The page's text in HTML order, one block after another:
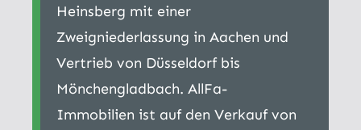
Heinsberg mit einer
Zweigniederlassung in Aachen und
Vertrieb von Düsseldorf bis
Mönchengladbach. AllFa-
Immobilien ist auf den Verkauf von